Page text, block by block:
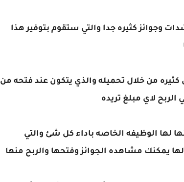
وجوائز كثيره جدا والتي ستقوم بتوفير هذا
من خلال تحميله والذي يتكون عند فتحه من
لاي مبلغ تريده
لها الوظيفه الخاصه باداء كل شئ والتي
يمكنك مشاهده الجوائز وفتحها والربح منها